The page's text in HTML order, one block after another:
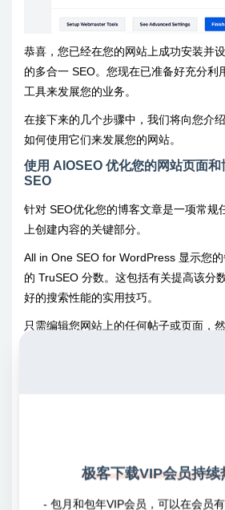
恭喜，您已经在您的网站上成功安装并
的多合一 SEO。您现在已准备好充分利
工具来发展您的业务。
在接下来的几个步骤中，我们将向您介
如何使用它们来发展您的网站。
使用 AIOSEO 优化您的网站页面
SEO
针对 SEO优化您的博客文章是一项常规
上创建内容的关键部分。
All in One SEO for WordPress 显示您
的 TruSEO 分数。这包括有关提高该分
好的搜索性能的实用技巧。
只需编辑您网站上的任何帖子或页面，
极客下载VIP会员持续
- 包月和包年VIP会员，可以在会员